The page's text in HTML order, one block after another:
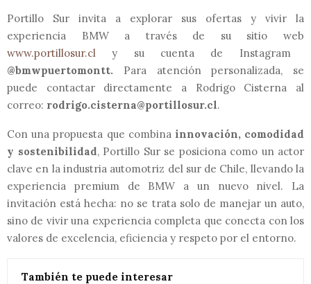
Portillo Sur invita a explorar sus ofertas y vivir la
experiencia BMW a través de su sitio web
www.portillosur.cl y su cuenta de Instagram
@bmwpuertomontt. Para atención personalizada, se
puede contactar directamente a Rodrigo Cisterna al
correo: rodrigo.cisterna@portillosur.cl.
Con una propuesta que combina innovación, comodidad
y sostenibilidad, Portillo Sur se posiciona como un actor
clave en la industria automotriz del sur de Chile, llevando la
experiencia premium de BMW a un nuevo nivel. La
invitación está hecha: no se trata solo de manejar un auto,
sino de vivir una experiencia completa que conecta con los
valores de excelencia, eficiencia y respeto por el entorno.
También te puede interesar